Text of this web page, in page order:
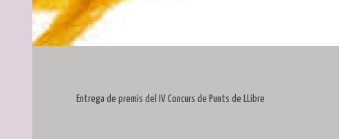
Entrega de premis del IV Concurs de Punts de LLibre